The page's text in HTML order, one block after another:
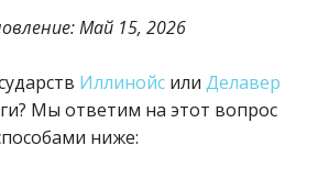
Май 15, 2026
Иллинойс или Делавер
Мы ответим на этот вопрос
ниже: